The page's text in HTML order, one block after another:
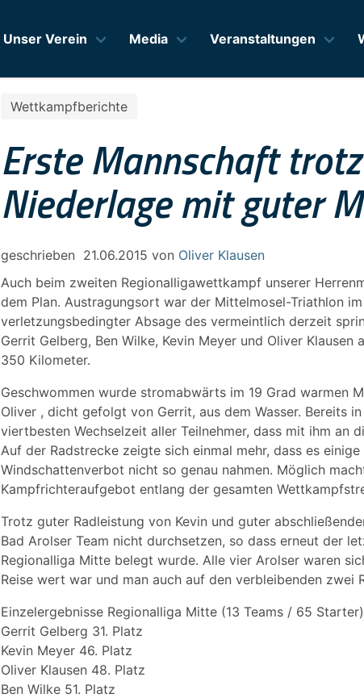
Unser Verein Media Veranstaltungen
Wettkampfberichte
Erste Mannschaft
Niederlage mit guter
geschrieben 21.06.2015 von Oliver Klausen
Auch beim zweiten Regionalligawettkampf unserer
dem Plan. Austragungsort war der Mittelmosel-Triathlon
verletzungsbedingter Absage des vermeintlich derzeit
Gerrit Gelberg, Ben Wilke, Kevin Meyer und Oliver
350 Kilometer.
Geschwommen wurde stromabwärts im 19 Grad warmen
Oliver , dicht gefolgt von Gerrit, aus dem Wasser. Bereits
viertbesten Wechselzeit aller Teilnehmer, dass mit ihm an
Auf der Radstrecke zeigte sich einmal mehr, dass es
Windschattenverbot nicht so genau nahmen. Möglich
Kampfrichteraufgebot entlang der gesamten
Trotz guter Radleistung von Kevin und guter
Bad Arolser Team nicht durchsetzen, so dass erneut der
Regionalliga Mitte belegt wurde. Alle vier Arolser waren
Reise wert war und man auch auf den verbleibenden zwei
Einzelergebnisse Regionalliga Mitte (13 Teams / 65
Gerrit Gelberg 31. Platz
Kevin Meyer 46. Platz
Oliver Klausen 48. Platz
Ben Wilke 51. Platz